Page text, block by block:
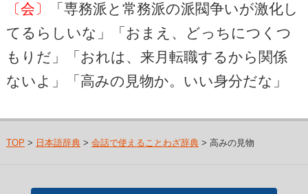
〔会〕
「専務派と常務派の派閥争いが激化し
てるらしいな」「おまえ、どっちにつくつ
もりだ」「おれは、来月転職するから関係
ないよ」「高みの見物か。いい身分だな」
TOP > 日本語辞典> 会話で使えることわざ辞典> 高みの見物